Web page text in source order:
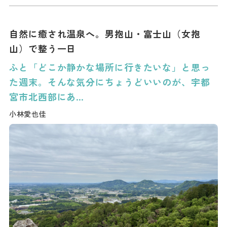
自然に癒され温泉へ。男抱山・富士山（女抱
山）で整う一日
ふと「どこか静かな場所に行きたいな」と思っ
た週末。そんな気分にちょうどいいのが、宇都
宮市北西部にあ…
小林愛也佳